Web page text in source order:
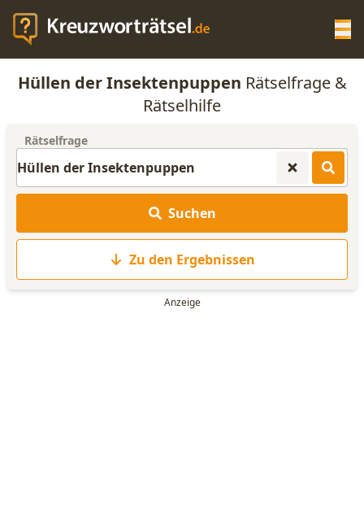
KREUZWORTRÄTSEL-HILFE
ANAGRAMM-GENERATOR
WORTLISTE
Hüllen der Insektenpuppen Rätselfrage &
Rätselhilfe
Rätselfrage
Suchen
Zu den Ergebnissen